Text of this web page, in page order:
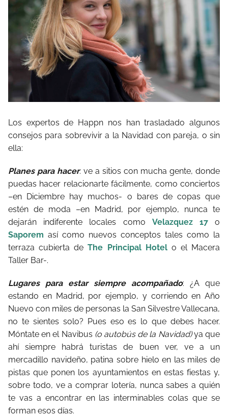
Los expertos de Happn nos han trasladado algunos
consejos para sobrevivir a la Navidad con pareja, o sin
ella:
Planes para hacer: ve a sitios con mucha gente, donde
puedas hacer relacionarte fácilmente, como conciertos
–en Diciembre hay muchos- o bares de copas que
estén de moda –en Madrid, por ejemplo, nunca te
dejarán indiferente locales como Velazquez 17o
Saporem así como nuevos conceptos tales como la
terraza cubierta deThe Principal Hotelo el Macera
Taller Bar-.
Lugares para estar siempre acompañado: ¿A que
estando en Madrid, por ejemplo, y corriendo en Año
Nuevo con miles de personas la San Silvestre Vallecana,
no te sientes solo? Pues eso es lo que debes hacer.
Móntate en el Navibus (o autobús de la Navidad)ya que
ahí siempre habrá turistas de buen ver, ve a un
mercadillo navideño, patina sobre hielo en las miles de
pistas que ponen los ayuntamientos en estas fiestas y,
sobre todo, ve a comprar lotería, nunca sabes a quién
te vas a encontrar en las interminables colas que se
forman esos días.